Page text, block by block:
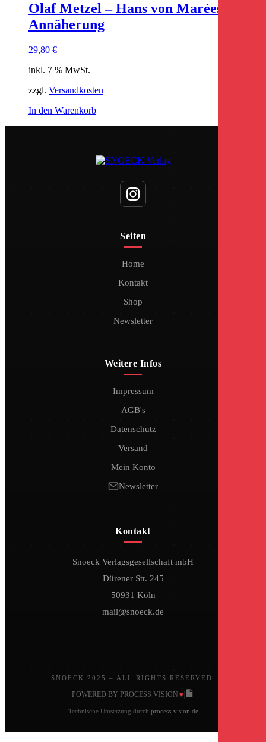
Olaf Metzel – Hans von Marées. Eine
Annäherung
29,80 €
inkl. 7 % MwSt.
zzgl. Versandkosten
In den Warenkorb
Seiten
Home
Kontakt
Shop
Newsletter
Weitere Infos
Impressum
AGB's
Datenschutz
Versand
Mein Konto
Newsletter
Kontakt
Snoeck Verlagsgesellschaft mbH
Dürener Str. 245
50931 Köln
mail@snoeck.de
SNOECK 2025 – ALL RIGHTS RESERVED.
POWERED BY PROCESS VISION|♥|
Technische Umsetzung durch process-vision.de